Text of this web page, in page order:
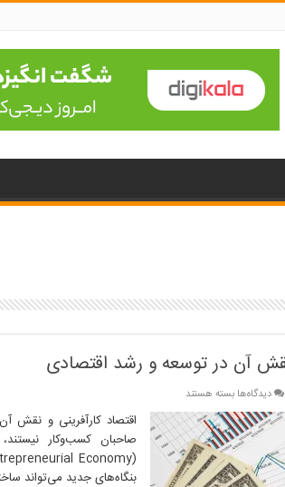
نقش آن در توسعه و رشد اقتصادی
دیدگاه‌ها برای
اقتصاد
کارآفرینی
و
نقش
آن
بسته هستند
اقتصاد کارآفرینی و نقش
صاحبان کسب‌وکار
بنگاه‌های جدید می‌تواند